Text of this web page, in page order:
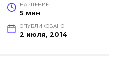
НА ЧТЕНИЕ
5 мин
ОПУБЛИКОВАНО
2 июля, 2014